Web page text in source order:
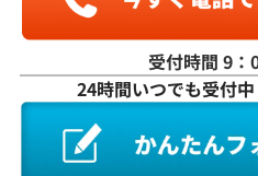
Pt･Pm900 モザンビーク産パ
マリン・ダイヤモンド リン
0.49ct
受付時間 9：
24時間いつでも受付